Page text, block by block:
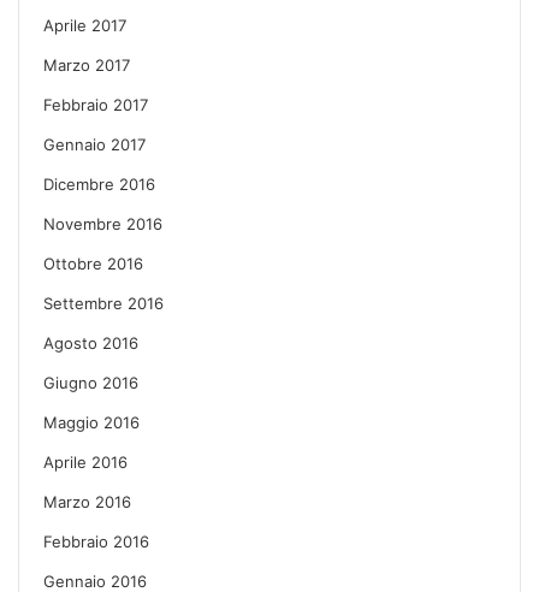
Aprile 2017
Marzo 2017
Febbraio 2017
Gennaio 2017
Dicembre 2016
Novembre 2016
Ottobre 2016
Settembre 2016
Agosto 2016
Giugno 2016
Maggio 2016
Aprile 2016
Marzo 2016
Febbraio 2016
Gennaio 2016